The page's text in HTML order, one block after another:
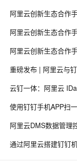
使用钉钉手机APP扫
阿里云DMS数据管理
通过阿里云搭建钉钉